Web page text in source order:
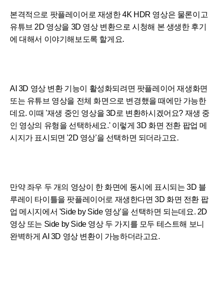
본격적으로 팟플레이어로 재생한 4K HDR 영상은 물론이고
유튜브 2D 영상을 3D 영상 변환으로 시청해 본 생생한 후기
에 대해서 이야기해보도록 할게요.
AI 3D 영상 변환 기능이 활성화되려면 팟플레이어 재생화면
또는 유튜브 영상을 전체 화면으로 변경했을 때에만 가능한
데요. 이때 '재생 중인 영상을 3D로 변환하시겠어요? 재생 중
인 영상의 유형을 선택하세요.' 이렇게 3D 화면 전환 팝업 메
시지가 표시되면 '2D 영상'을 선택하면 되더라고요.
만약 좌우 두 개의 영상이 한 화면에 동시에 표시되는 3D 블
루레이 타이틀을 팟플레이어로 재생한다면 3D 화면 전환 팝
업 메시지에서 'Side by Side 영상'을 선택하면 되는데요. 2D
영상 또는 Side by Side 영상 두 가지를 모두 테스트해 보니
완벽하게 AI 3D 영상 변환이 가능하더라고요.